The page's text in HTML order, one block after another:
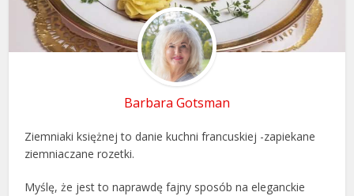
Barbara Gotsman
Ziemniaki księżnej to danie kuchni francuskiej -zapiekane
ziemniaczane rozetki.
Myślę, że jest to naprawdę fajny sposób na eleganckie